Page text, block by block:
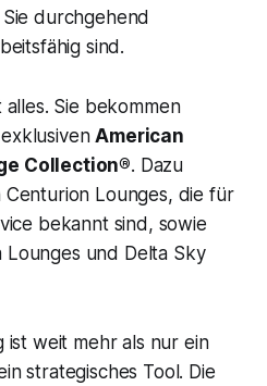
durchgehend
sind.
Sie bekommen
American
Collection®. Dazu
Lounges, die für
bekannt sind, sowie
Lounges und Delta Sky
ist weit mehr als nur ein
strategisches Tool. Die